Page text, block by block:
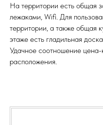
На территории есть общая
лежаками, Wifi. Для
территории, а также общая
этаже есть гладильная
Удачное соотношение цена-
расположения.